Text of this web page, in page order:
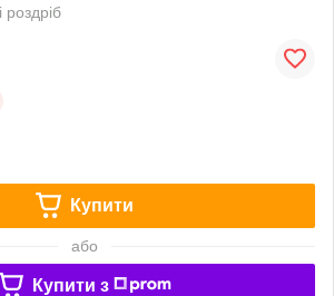
роздріб
Купити
або
Купити з